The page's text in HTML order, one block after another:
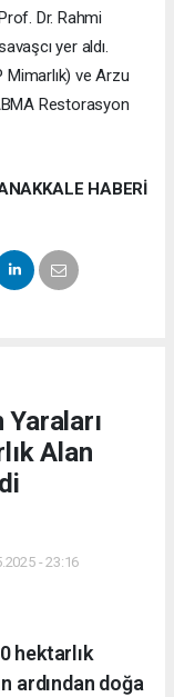
Dr. Rahmi
yer aldı.
ve Arzu
Restorasyon
HABERİ
Yaraları
Alan
- 23:16
hektarlık
ardından doğa